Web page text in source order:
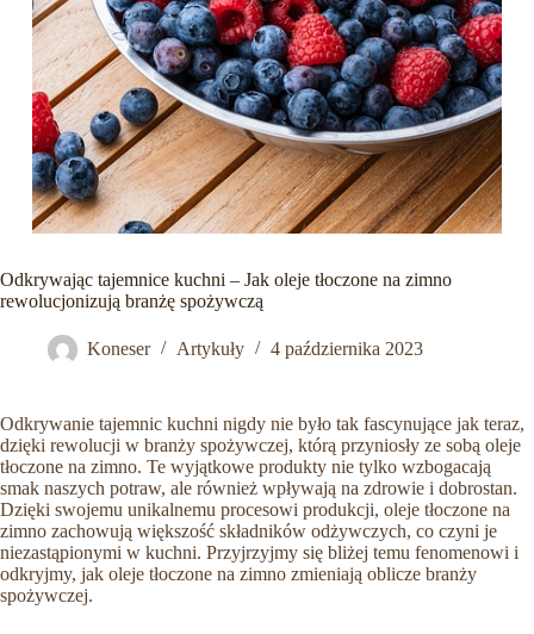
Odkrywając tajemnice kuchni – Jak oleje tłoczone na zimno
rewolucjonizują branżę spożywczą
Koneser Artykuły 4 października 2023
Odkrywanie tajemnic kuchni nigdy nie było tak fascynujące jak teraz,
dzięki rewolucji w branży spożywczej, którą przyniosły ze sobą oleje
tłoczone na zimno. Te wyjątkowe produkty nie tylko wzbogacają
smak naszych potraw, ale również wpływają na zdrowie i dobrostan.
Dzięki swojemu unikalnemu procesowi produkcji, oleje tłoczone na
zimno zachowują większość składników odżywczych, co czyni je
niezastąpionymi w kuchni. Przyjrzyjmy się bliżej temu fenomenowi i
odkryjmy, jak oleje tłoczone na zimno zmieniają oblicze branży
spożywczej.